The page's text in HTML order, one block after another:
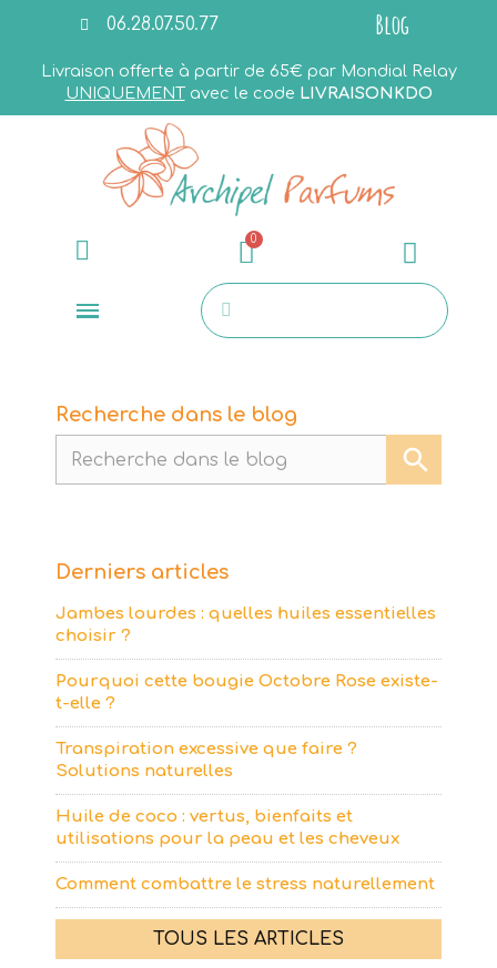
06.28.07.50.77 Blog
Livraison offerte à partir de 65€ par Mondial Relay
UNIQUEMENTavec le code LIVRAISONKDO
Recherche dans le blog
Derniers articles
Jambes lourdes : quelles huiles essentielles
choisir ?
Pourquoi cette bougie Octobre Rose existe-
t-elle ?
Transpiration excessive que faire ?
Solutions naturelles
Huile de coco : vertus, bienfaits et
utilisations pour la peau et les cheveux
Comment combattre le stress naturellement
TOUS LES ARTICLES